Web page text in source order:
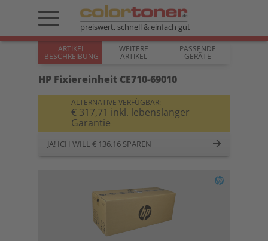
preiswert, schnell & einfach gut
ARTIKEL
BESCHREIBUNG
WEITERE
ARTIKEL
PASSENDE
GERÄTE
HP Fixiereinheit CE710-69010
ALTERNATIVE VERFÜGBAR:
€ 317,71 inkl. lebenslanger
Garantie
JA! ICH WILL € 136,16 SPAREN